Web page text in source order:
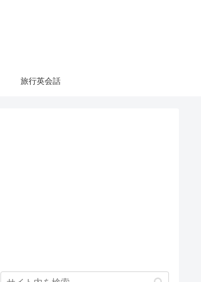
旅行英会話